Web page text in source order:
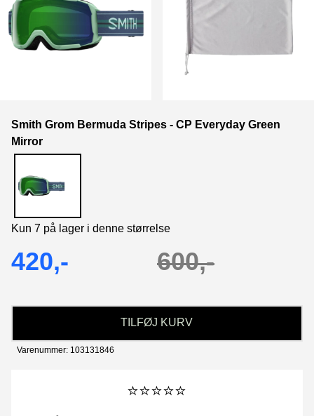
Smith Grom Bermuda Stripes - CP Everyday Green
Mirror
Kun 7 på lager i denne størrelse
420,- 600,-
TILFØJ KURV
Varenummer: 103131846
⭐⭐⭐⭐⭐